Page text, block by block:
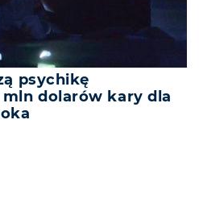
psychikę
mln dolarów kary dla